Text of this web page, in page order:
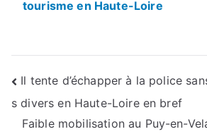
tourisme en Haute-Loire
Navigation
de
Il tente d’échapper à la police
s divers en Haute-Loire en bref
Faible mobilisation au Puy-en-